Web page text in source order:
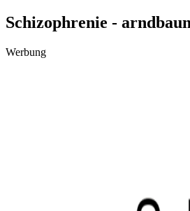
Schizophrenie -
Werbung